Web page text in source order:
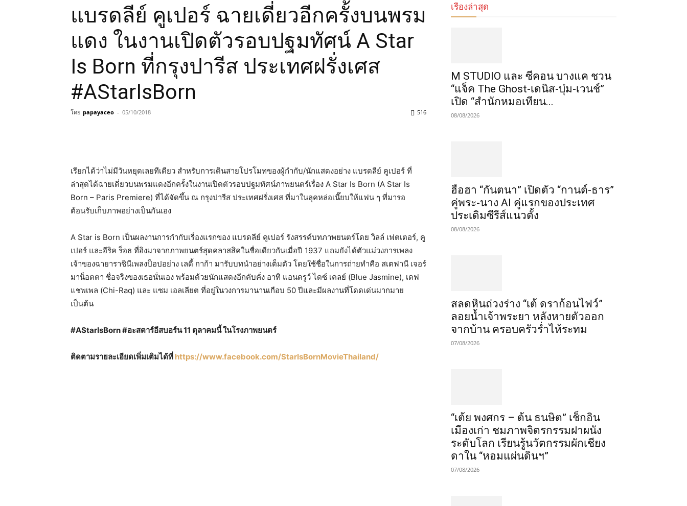
แบรดลีย์ คูเปอร์ ฉายเดี่ยวอีกครั้งบนพรม
แดง ในงานเปิดตัวรอบปฐมทัศน์ A Star
Is Born ที่กรุงปารีส ประเทศฝรั่งเศส
#AStarIsBorn
โดย papayaceo - 05/10/2018 516
เรียกได้ว่าไม่มีวันหยุดเลยทีเดียว สำหรับการเดินสายโปรโมทของผู้กำกับ/นักแสดงอย่าง แบรดลีย์ คูเปอร์ ที่
ล่าสุดได้ฉายเดี่ยวบนพรมแดงอีกครั้งในงานเปิดตัวรอบปฐมทัศน์ภาพยนตร์เรื่อง A Star Is Born (A Star Is
Born – Paris Premiere) ที่ได้จัดขึ้น ณ กรุงปารีส ประเทศฝรั่งเศส ที่มาในลุคหล่อเนี๊ยบให้แฟน ๆ ที่มารอ
ต้อนรับเก็บภาพอย่างเป็นกันเอง
A Star is Born เป็นผลงานการกำกับเรื่องแรกของ แบรดลีย์ คูเปอร์ รังสรรค์บทภาพยนตร์โดย วิลล์ เฟตเตอร์, คู
เปอร์ และอีริค ร็อธ ที่อิงมาจากภาพยนตร์สุดคลาสสิคในชื่อเดียวกันเมื่อปี 1937 แถมยังได้ตัวแม่วงการเพลง
เจ้าของฉายาราชินีเพลงป็อปอย่าง เลดี้ กาก้า มารับบทนำอย่างเต็มตัว โดยใช้ชื่อในการถ่ายทำคือ สเตฟานี เจอร์
มาน็อตตา ชื่อจริงของเธอนั่นเอง พร้อมด้วยนักแสดงอีกคับคั่ง อาทิ แอนดรูว์ ไดซ์ เคลย์ (Blue Jasmine), เดฟ
แชพเพล (Chi-Raq) และ แซม เอลเลียต ที่อยู่ในวงการมานานเกือบ 50 ปีและมีผลงานที่โดดเด่นมากมาย
เป็นต้น
#AStarIsBorn #อะสตาร์อีสบอร์น11 ตุลาคมนี้ ในโรงภาพยนตร์
ติดตามรายละเอียดเพิ่มเติมได้ที่ https://www.facebook.com/StarIsBornMovieThailand/
เรื่องล่าสุด
M STUDIO และ ซีคอน บางแค ชวน
“แจ็ค The Ghost-เดนิส-บุ๋ม-เวนช์”
เปิด “สำนักหมอเทียน...
08/08/2026
ฮือฮา “กันตนา” เปิดตัว “กานต์-ธาร”
คู่พระ-นาง AI คู่แรกของประเทศ
ประเดิมซีรีส์แนวตั้ง
08/08/2026
สลดหินถ่วงร่าง “เต้ ดราก้อนไฟว์”
ลอยน้ำเจ้าพระยา หลังหายตัวออก
จากบ้าน ครอบครัวร่ำไห้ระทม
07/08/2026
“เต้ย พงศกร – ต้น ธนษิต” เช็กอิน
เมืองเก่า ชมภาพจิตรกรรมฝาผนัง
ระดับโลก เรียนรู้นวัตกรรมผักเชียง
ดาใน “หอมแผ่นดินฯ”
07/08/2026